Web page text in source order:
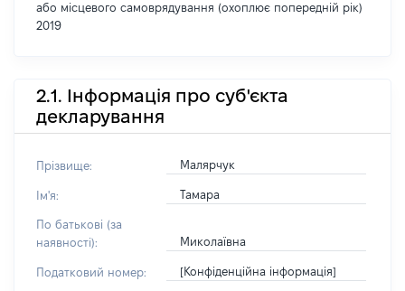
або місцевого самоврядування (охоплює попередній рік)
2019
2.1. Інформація про суб'єкта
декларування
Прізвище: Малярчук
Ім'я: Тамара
По батькові (за
наявності):
Миколаївна
Податковий номер: [Конфіденційна інформація]